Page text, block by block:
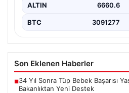
ALTIN 6660.6
BTC 3091277
Son Eklenen Haberler
■34 Yıl Sonra Tüp Bebek Başarısı
Bakanlıktan Yeni Destek